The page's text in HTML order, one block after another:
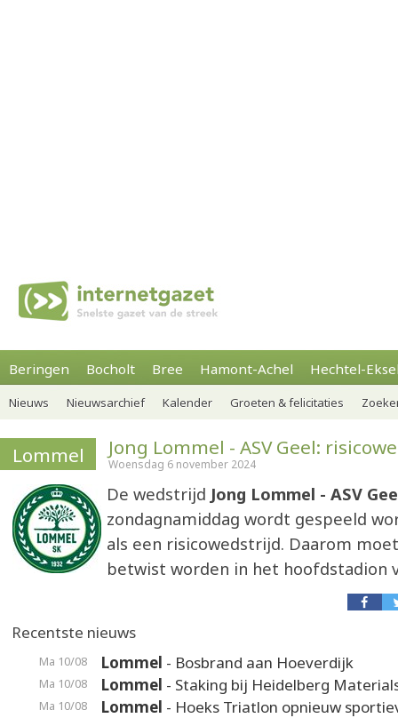
Beringen Bocholt Bree Hamont-Achel Hechtel-
Nieuws Nieuwsarchief Kalender Groeten & felicitaties
Lommel Jong Lommel - ASV Geel:
Woensdag 6 november 2024
De wedstrijd Jong Lommel - ASV
zondagnamiddag wordt gespeeld
als een risicowedstrijd. Daarom
betwist worden in het hoofdstadion
Recentste nieuws
Ma 10/08 Lommel - Bosbrand aan Hoeverdijk
Ma 10/08 Lommel - Staking bij Heidelberg
Ma 10/08 Lommel - Hoeks Triatlon opnieuw